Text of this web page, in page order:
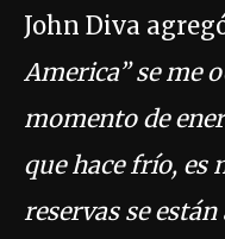
John Diva
America” se me
momento de
que hace frío, es
reservas se